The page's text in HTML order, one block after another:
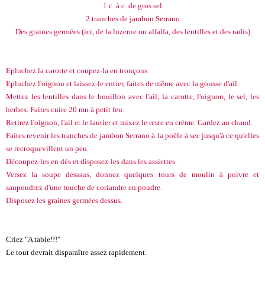
1 c. à c. de gros sel
2 tranches de jambon Serrano
Des graines germées (ici, de la luzerne ou alfalfa, des lentilles et des radis)
Epluchez la carotte et coupez-la en tronçons.
Epluchez l'oignon et laissez-le entier, faites de même avec la gousse d'ail.
Mettez les lentilles dans le bouillon avec l'ail, la carotte, l'oignon, le sel, les
herbes. Faites cuire 20 mn à petit feu.
Retirez l'oignon, l'ail et le laurier et mixez le reste en crème. Gardez au chaud.
Faites revenir les tranches de jambon Serrano à la poêle à sec jusqu'à ce qu'elles
se recroquevillent un peu.
Découpez-les en dés et disposez-les dans les assiettes.
Versez la soupe desssus, donnez quelques tours de moulin à poivre et
saupoudrez d'une touche de coriandre en poudre.
Disposez les graines germées dessus.
Criez "A table!!!"
Le tout devrait disparaître assez rapidement.